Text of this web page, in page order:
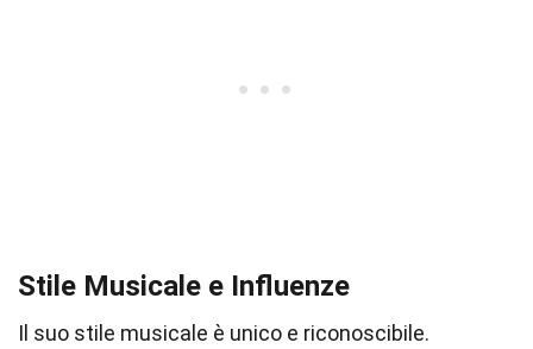
Stile Musicale e Influenze
Il suo stile musicale è unico e riconoscibile.